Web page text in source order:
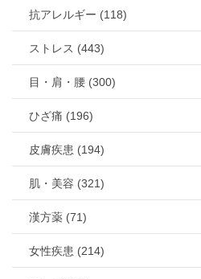
抗アレルギー (118)
ストレス (443)
目・肩・腰 (300)
ひざ痛 (196)
皮膚疾患 (194)
肌・美容 (321)
漢方薬 (71)
女性疾患 (214)